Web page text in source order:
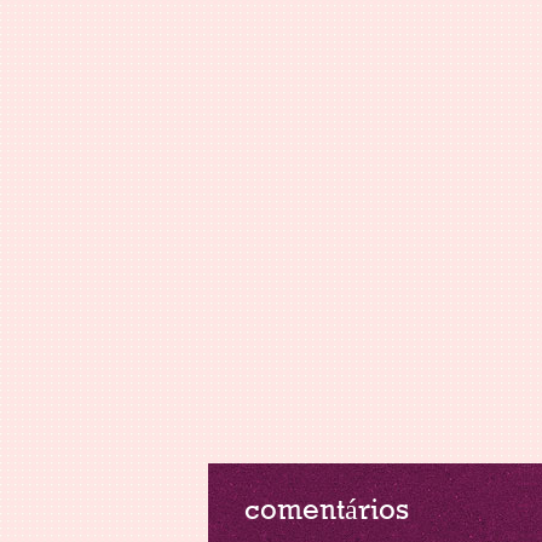
comentários